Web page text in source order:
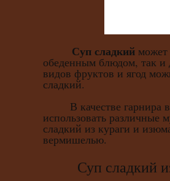
Суп сладкий
обеденным блюдом, так и
видов фруктов и ягод
сладкий.
В качестве гарнира в
использовать различные
сладкий из кураги и
вермишелью.
Суп сладкий из